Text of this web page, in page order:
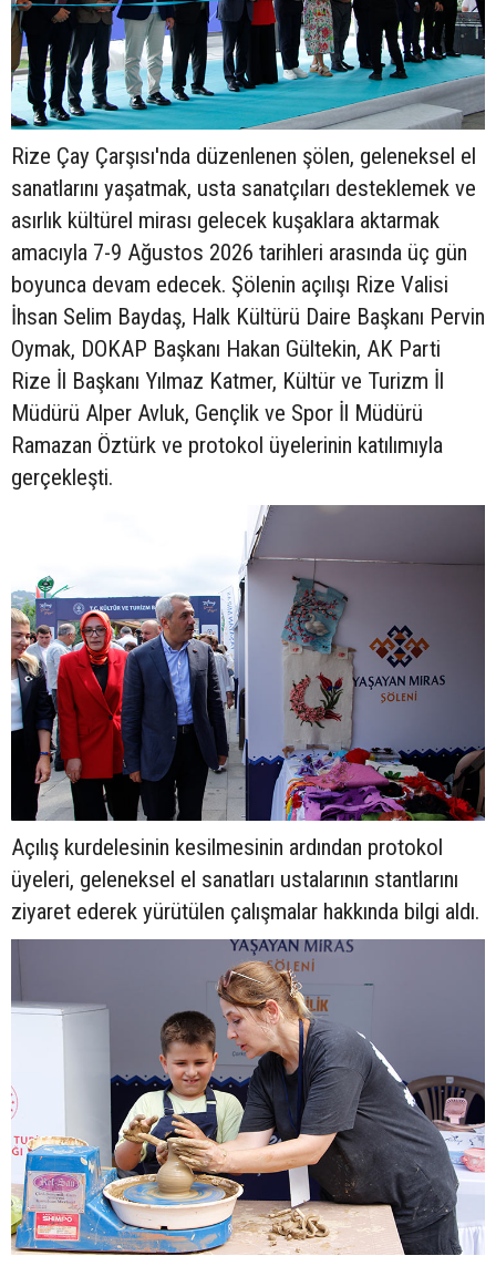
Rize Çay Çarşısı'nda düzenlenen şölen, geleneksel el
sanatlarını yaşatmak, usta sanatçıları desteklemek ve
asırlık kültürel mirası gelecek kuşaklara aktarmak
amacıyla 7-9 Ağustos 2026 tarihleri arasında üç gün
boyunca devam edecek. Şölenin açılışı Rize Valisi
İhsan Selim Baydaş, Halk Kültürü Daire Başkanı Pervin
Oymak, DOKAP Başkanı Hakan Gültekin, AK Parti
Rize İl Başkanı Yılmaz Katmer, Kültür ve Turizm İl
Müdürü Alper Avluk, Gençlik ve Spor İl Müdürü
Ramazan Öztürk ve protokol üyelerinin katılımıyla
gerçekleşti.
Açılış kurdelesinin kesilmesinin ardından protokol
üyeleri, geleneksel el sanatları ustalarının stantlarını
ziyaret ederek yürütülen çalışmalar hakkında bilgi aldı.